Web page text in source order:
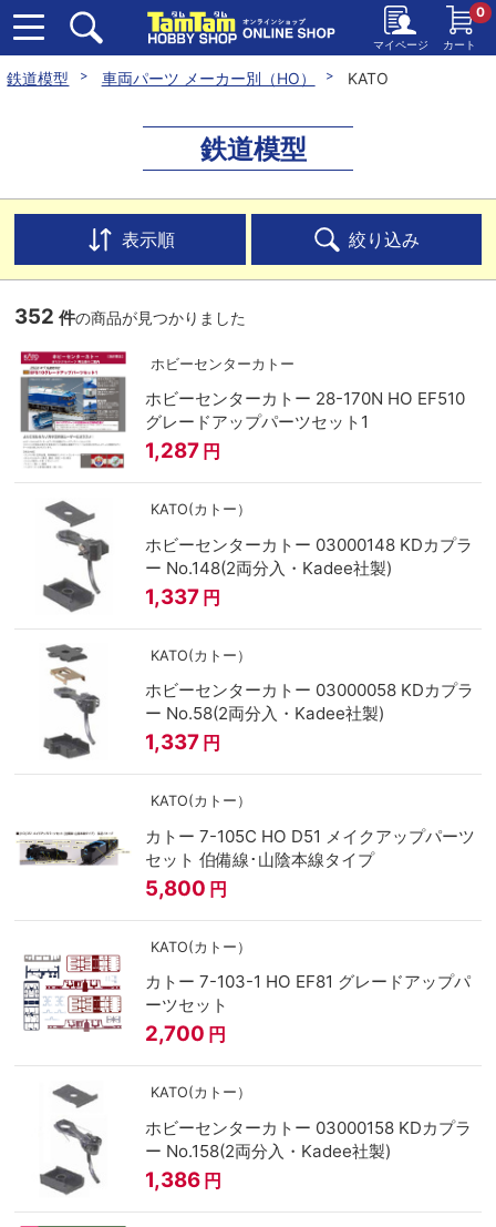
マイページ カート
0
鉄道模型 車両パーツ メーカー別（HO） KATO
鉄道模型
表示順 絞り込み
352 件の商品が見つかりました
ホビーセンターカトー
ホビーセンターカトー 28-170N HO EF510
グレードアップパーツセット1
1,287 円
KATO(カトー）
ホビーセンターカトー 03000148 KDカプラ
ー No.148(2両分入・Kadee社製)
1,337 円
KATO(カトー）
ホビーセンターカトー 03000058 KDカプラ
ー No.58(2両分入・Kadee社製)
1,337 円
KATO(カトー）
カトー 7-105C HO D51 メイクアップパーツ
セット 伯備線･山陰本線タイプ
5,800 円
KATO(カトー）
カトー 7-103-1 HO EF81 グレードアップパ
ーツセット
2,700 円
KATO(カトー）
ホビーセンターカトー 03000158 KDカプラ
ー No.158(2両分入・Kadee社製)
1,386 円